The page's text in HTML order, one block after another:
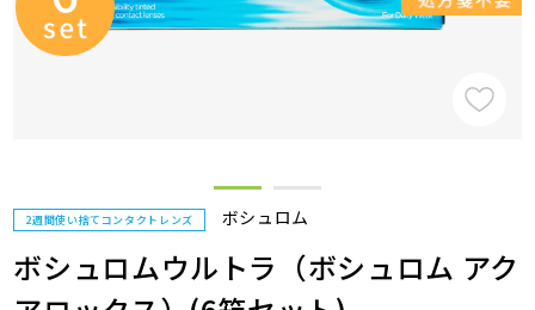
2週間使い捨てコンタクトレンズ ボシュロム
ボシュロムウルトラ（ボシュロム アク